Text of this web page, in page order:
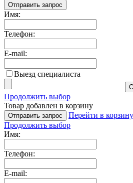
Отправить запрос
Имя:
Телефон:
E-mail:
Выезд специалиста
Продолжить выбор
Товар добавлен в корзину
Отправить запрос
Перейти в корзину
Продолжить выбор
Имя:
Телефон:
E-mail: